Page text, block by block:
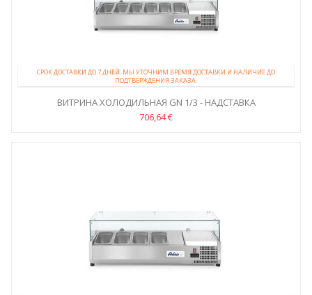
СРОК ДОСТАВКИ ДО 7 ДНЕЙ. МЫ УТОЧНИМ ВРЕМЯ ДОСТАВКИ И НАЛИЧИЕ ДО
ПОДТВЕРЖДЕНИЯ ЗАКАЗА.
ВИТРИНА ХОЛОДИЛЬНАЯ GN 1/3 - НАДСТАВКА
706,64 €